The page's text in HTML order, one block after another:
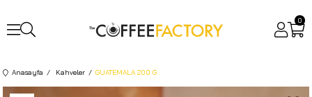
0
Anasayfa Kahveler GUATEMALA 200 G